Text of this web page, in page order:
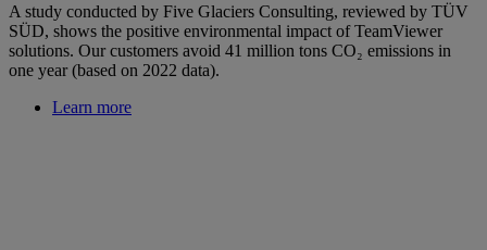
A study conducted by Five Glaciers Consulting, reviewed by TÜV
SÜD, shows the positive environmental impact of TeamViewer
solutions. Our customers avoid 41 million tons CO₂ emissions in
one year (based on 2022 data).
Learn more